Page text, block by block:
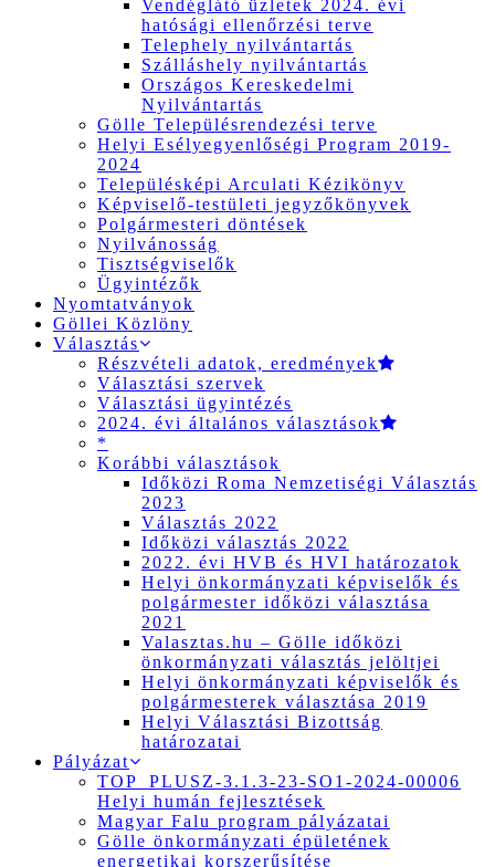
Vendéglátó üzletek 2024. évi
hatósági ellenőrzési terve
Telephely nyilvántartás
Szálláshely nyilvántartás
Országos Kereskedelmi
Nyilvántartás
Gölle Településrendezési terve
Helyi Esélyegyenlőségi Program 2019-
2024
Településképi Arculati Kézikönyv
Képviselő-testületi jegyzőkönyvek
Polgármesteri döntések
Nyilvánosság
Tisztségviselők
Ügyintézők
Nyomtatványok
Göllei Közlöny
Választás
Részvételi adatok, eredmények
Választási szervek
Választási ügyintézés
2024. évi általános választások
*
Korábbi választások
Időközi Roma Nemzetiségi Választás
2023
Választás 2022
Időközi választás 2022
2022. évi HVB és HVI határozatok
Helyi önkormányzati képviselők és
polgármester időközi választása
2021
Valasztas.hu – Gölle időközi
önkormányzati választás jelöltjei
Helyi önkormányzati képviselők és
polgármesterek választása 2019
Helyi Választási Bizottság
határozatai
Pályázat
TOP_PLUSZ-3.1.3-23-SO1-2024-00006
Helyi humán fejlesztések
Magyar Falu program pályázatai
Gölle önkormányzati épületének
energetikai korszerűsítése